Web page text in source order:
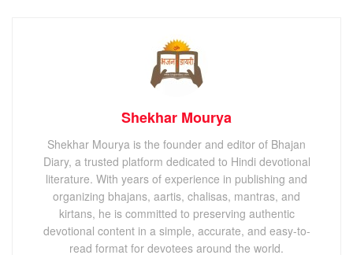
Shekhar Mourya
Shekhar Mourya is the founder and editor of Bhajan
Diary, a trusted platform dedicated to Hindi devotional
literature. With years of experience in publishing and
organizing bhajans, aartis, chalisas, mantras, and
kirtans, he is committed to preserving authentic
devotional content in a simple, accurate, and easy-to-
read format for devotees around the world.